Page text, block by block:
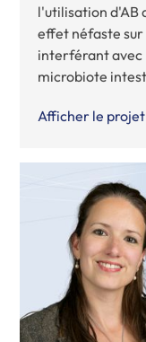
l'utilisation d'AB
effet néfaste
interférant avec
microbiote
Afficher le projet